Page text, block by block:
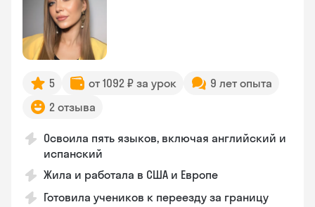
5 от 1092 ₽ за урок
9 лет опыта
2 отзыва
Освоила пять языков, включая английский и
испанский
Жила и работала в США и Европе
Готовила учеников к переезду за границу